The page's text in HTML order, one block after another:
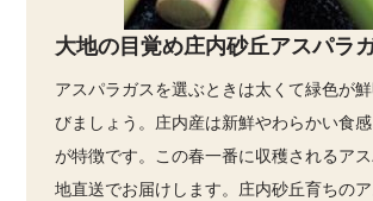
大地の目覚め庄内砂丘アスパラ
アスパラガスを選ぶときは太くて緑色が
びましょう。庄内産は新鮮やわらかい食
が特徴です。この春一番に収穫されるア
地直送でお届けします。庄内砂丘育ちの